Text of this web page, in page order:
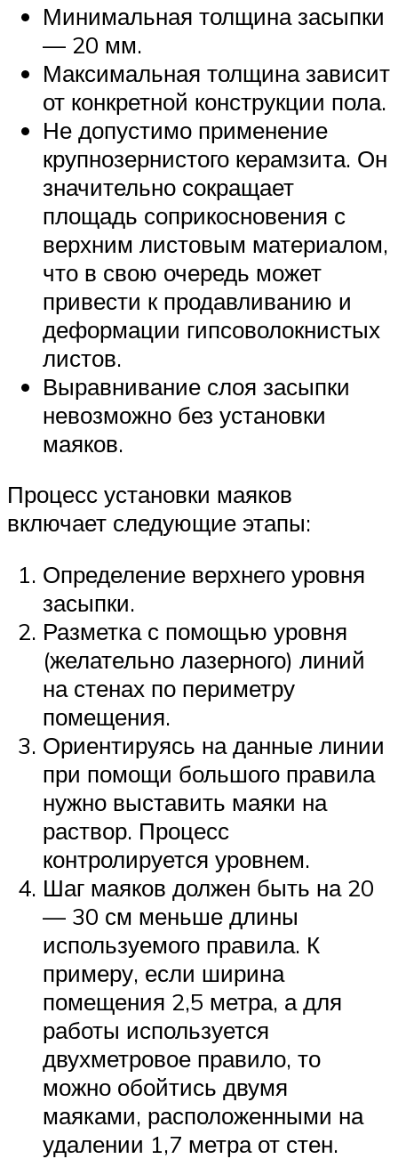
Минимальная толщина засыпки
— 20 мм.
Максимальная толщина зависит
от конкретной конструкции пола.
Не допустимо применение
крупнозернистого керамзита. Он
значительно сокращает
площадь соприкосновения с
верхним листовым материалом,
что в свою очередь может
привести к продавливанию и
деформации гипсоволокнистых
листов.
Выравнивание слоя засыпки
невозможно без установки
маяков.
Процесс установки маяков
включает следующие этапы:
Определение верхнего уровня
засыпки.
Разметка с помощью уровня
(желательно лазерного) линий
на стенах по периметру
помещения.
Ориентируясь на данные линии
при помощи большого правила
нужно выставить маяки на
раствор. Процесс
контролируется уровнем.
Шаг маяков должен быть на 20
— 30 см меньше длины
используемого правила. К
примеру, если ширина
помещения 2,5 метра, а для
работы используется
двухметровое правило, то
можно обойтись двумя
маяками, расположенными на
удалении 1,7 метра от стен.